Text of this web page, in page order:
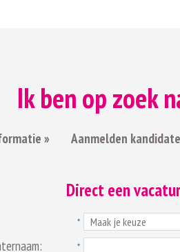
Ik ben op zoek
» Aanmelden
Direct een